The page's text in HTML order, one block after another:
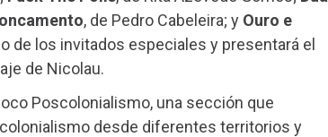
, de Pedro Cabeleira; y Ouro e
de los invitados especiales y presentará el
de Nicolau.
Poscolonialismo, una sección que
desde diferentes territorios y